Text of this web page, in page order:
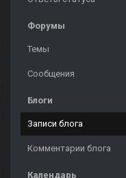
Форумы
Темы
Сообщения
Блоги
Записи блога
Комментарии блога
Календарь